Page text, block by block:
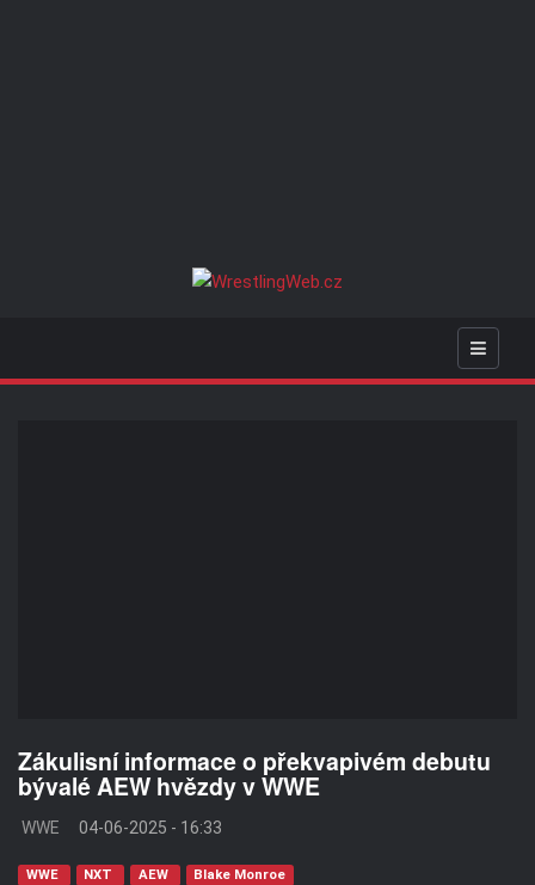
Zákulisní informace o překvapivém debutu
bývalé AEW hvězdy v WWE
WWE 04-06-2025 - 16:33
WWE NXT AEW Blake Monroe